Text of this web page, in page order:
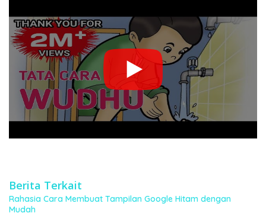
Berita Terkait
Rahasia Cara Membuat Tampilan Google Hitam dengan
Mudah